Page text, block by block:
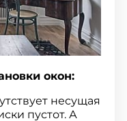
окон:
несущая
пустот. А